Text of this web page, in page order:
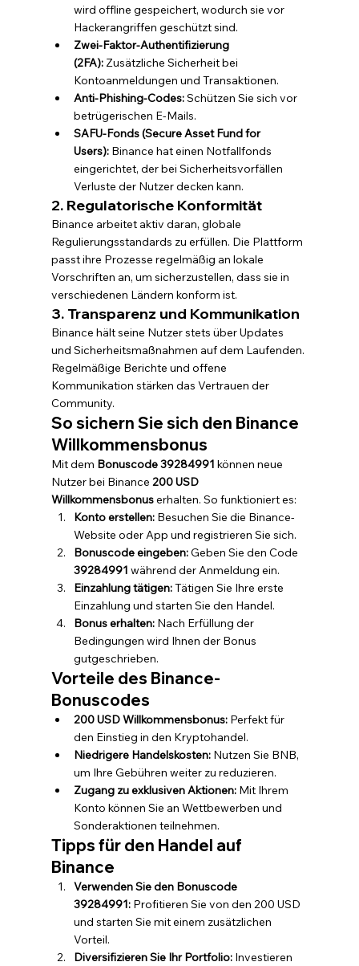
wird offline gespeichert, wodurch sie vor
Hackerangriffen geschützt sind.
Zwei-Faktor-Authentifizierung
(2FA): Zusätzliche Sicherheit bei
Kontoanmeldungen und Transaktionen.
Anti-Phishing-Codes: Schützen Sie sich vor
betrügerischen E-Mails.
SAFU-Fonds (Secure Asset Fund for
Users): Binance hat einen Notfallfonds
eingerichtet, der bei Sicherheitsvorfällen
Verluste der Nutzer decken kann.
2. Regulatorische Konformität
Binance arbeitet aktiv daran, globale
Regulierungsstandards zu erfüllen. Die Plattform
passt ihre Prozesse regelmäßig an lokale
Vorschriften an, um sicherzustellen, dass sie in
verschiedenen Ländern konform ist.
3. Transparenz und Kommunikation
Binance hält seine Nutzer stets über Updates
und Sicherheitsmaßnahmen auf dem Laufenden.
Regelmäßige Berichte und offene
Kommunikation stärken das Vertrauen der
Community.
So sichern Sie sich den Binance
Willkommensbonus
Mit dem Bonuscode 39284991 können neue
Nutzer bei Binance 200 USD
Willkommensbonus erhalten. So funktioniert es:
Konto erstellen: Besuchen Sie die Binance-
Website oder App und registrieren Sie sich.
Bonuscode eingeben: Geben Sie den Code
39284991 während der Anmeldung ein.
Einzahlung tätigen: Tätigen Sie Ihre erste
Einzahlung und starten Sie den Handel.
Bonus erhalten: Nach Erfüllung der
Bedingungen wird Ihnen der Bonus
gutgeschrieben.
Vorteile des Binance-
Bonuscodes
200 USD Willkommensbonus: Perfekt für
den Einstieg in den Kryptohandel.
Niedrigere Handelskosten: Nutzen Sie BNB,
um Ihre Gebühren weiter zu reduzieren.
Zugang zu exklusiven Aktionen: Mit Ihrem
Konto können Sie an Wettbewerben und
Sonderaktionen teilnehmen.
Tipps für den Handel auf
Binance
Verwenden Sie den Bonuscode
39284991: Profitieren Sie von den 200 USD
und starten Sie mit einem zusätzlichen
Vorteil.
Diversifizieren Sie Ihr Portfolio: Investieren